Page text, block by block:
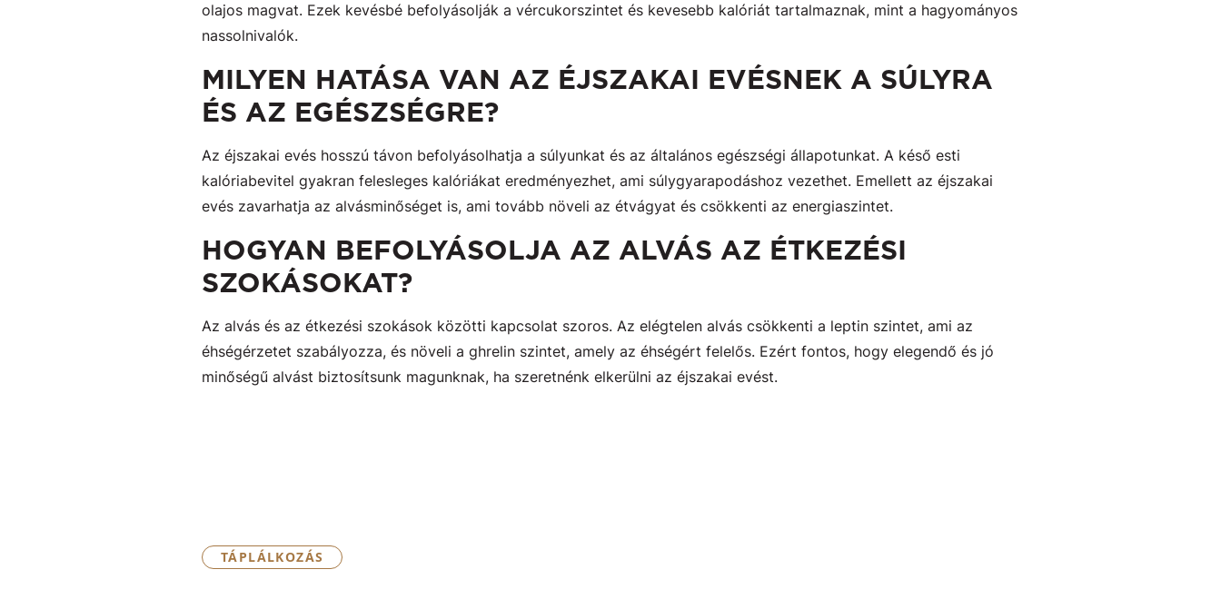
olajos magvat. Ezek kevésbé befolyásolják a vércukorszintet és kevesebb kalóriát tartalmaznak, mint a hagyományos
nassolnivalók.
MILYEN HATÁSA VAN AZ ÉJSZAKAI EVÉSNEK A SÚLYRA
ÉS AZ EGÉSZSÉGRE?
Az éjszakai evés hosszú távon befolyásolhatja a súlyunkat és az általános egészségi állapotunkat. A késő esti
kalóriabevitel gyakran felesleges kalóriákat eredményezhet, ami súlygyarapodáshoz vezethet. Emellett az éjszakai
evés zavarhatja az alvásminőséget is, ami tovább növeli az étvágyat és csökkenti az energiaszintet.
HOGYAN BEFOLYÁSOLJA AZ ALVÁS AZ ÉTKEZÉSI
SZOKÁSOKAT?
Az alvás és az étkezési szokások közötti kapcsolat szoros. Az elégtelen alvás csökkenti a leptin szintet, ami az
éhségérzetet szabályozza, és növeli a ghrelin szintet, amely az éhségért felelős. Ezért fontos, hogy elegendő és jó
minőségű alvást biztosítsunk magunknak, ha szeretnénk elkerülni az éjszakai evést.
TÁPLÁLKOZÁS